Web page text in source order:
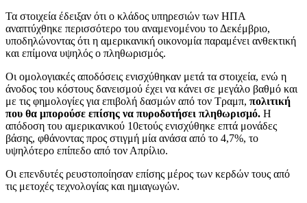
Τα στοιχεία έδειξαν ότι ο κλάδος υπηρεσιών των ΗΠΑ
αναπτύχθηκε περισσότερο του αναμενομένου το Δεκέμβριο,
υποδηλώνοντας ότι η αμερικανική οικονομία παραμένει ανθεκτική
και επίμονα υψηλός ο πληθωρισμός.
Οι ομολογιακές αποδόσεις ενισχύθηκαν μετά τα στοιχεία, ενώ η
άνοδος του κόστους δανεισμού έχει να κάνει σε μεγάλο βαθμό και
με τις φημολογίες για επιβολή δασμών από τον Τραμπ, πολιτική
που θα μπορούσε επίσης να πυροδοτήσει πληθωρισμό. Η
απόδοση του αμερικανικού 10ετούς ενισχύθηκε επτά μονάδες
βάσης, φθάνοντας προς στιγμή μία ανάσα από το 4,7%, το
υψηλότερο επίπεδο από τον Απρίλιο.
Οι επενδυτές ρευστοποίησαν επίσης μέρος των κερδών τους από
τις μετοχές τεχνολογίας και ημιαγωγών.